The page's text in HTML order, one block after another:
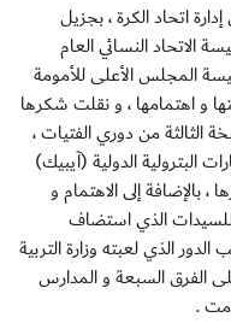
اتحاد الكرة ، بجزيل
الاتحاد النسائي العام
المجلس الأعلى للأمومة
و اهتمامها ، و نقلت شكرها
من دوري الفتيات ،
البترولية الدولية (آيبيك)
بالإضافة إلى الاهتمام و
للسيدات الذي استضاف
الذي لعبته وزارة التربية
الفرق السبعة و المدارس
.